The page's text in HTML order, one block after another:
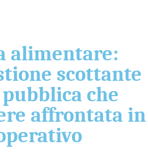
alimentare:
scottante
che
affrontata in